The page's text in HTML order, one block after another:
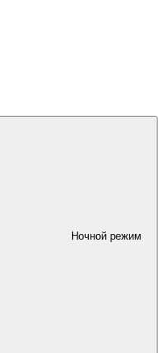
Ночной режим